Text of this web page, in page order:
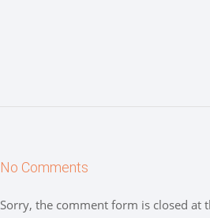
No Comments
Sorry, the comment form is closed at